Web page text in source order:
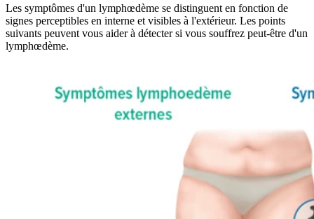
Les symptômes d'un lymphœdème se distinguent en fonction de
signes perceptibles en interne et visibles à l'extérieur. Les points
suivants peuvent vous aider à détecter si vous souffrez peut-être d'un
lymphœdème.